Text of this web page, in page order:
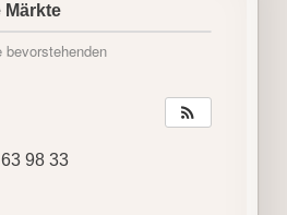
Märkte
98 33